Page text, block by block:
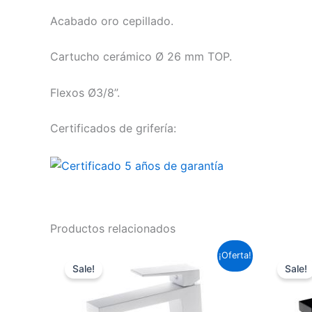
Acabado oro cepillado.
Cartucho cerámico Ø 26 mm TOP.
Flexos Ø3/8”.
Certificados de grifería:
Productos relacionados
¡Oferta!
Sale!
original
153,67 €.
actual
es:
113,75 €.
Sale!